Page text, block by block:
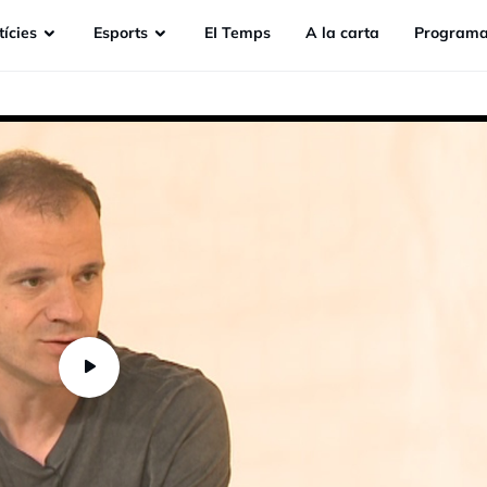
Esports EI Temps A la carta